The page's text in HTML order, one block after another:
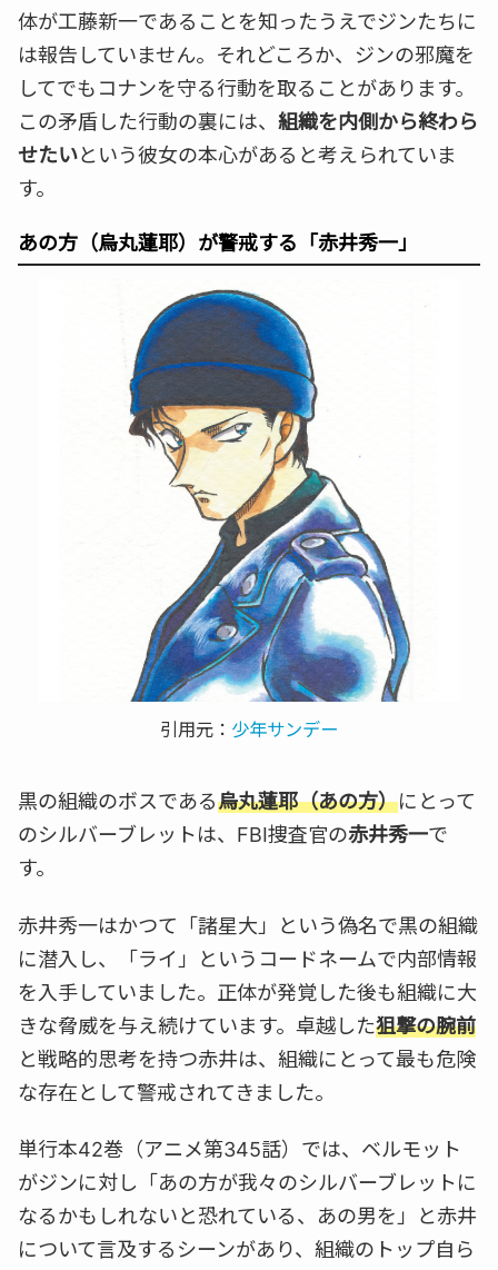
体が工藤新一であることを知ったうえでジンたちに
は報告していません。それどころか、ジンの邪魔を
してでもコナンを守る行動を取ることがあります。
この矛盾した行動の裏には、 組織を内側から終わら
せたいという彼女の本心があると考えられていま
す。
あの方（烏丸蓮耶）が警戒する「赤井秀一」
引用元： 少年サンデー
黒の組織のボスである烏丸蓮耶（あの方）にとって
のシルバーブレットは、FBI捜査官の赤井秀一で
す。
赤井秀一はかつて「諸星大」という偽名で黒の組織
に潜入し、「ライ」というコードネームで内部情報
を入手していました。正体が発覚した後も組織に大
きな脅威を与え続けています。卓越した狙撃の腕前
と戦略的思考を持つ赤井は、組織にとって最も危険
な存在として警戒されてきました。
単行本42巻（アニメ第345話）では、ベルモット
がジンに対し「あの方が我々のシルバーブレットに
なるかもしれないと恐れている、あの男を」と赤井
について言及するシーンがあり、組織のトップ自ら